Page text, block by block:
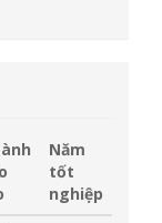
Năm
tốt
nghiệp